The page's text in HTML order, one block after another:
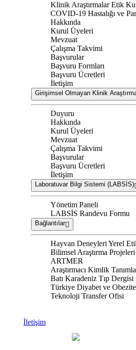
Klinik Araştırmalar Etik
COVID-19 Hastalığı ve
Hakkında
Kurul Üyeleri
Mevzuat
Çalışma Takvimi
Başvurular
Başvuru Formları
Başvuru Ücretleri
İletişim
Girişimsel Olmayan Klinik
Duyuru
Hakkında
Kurul Üyeleri
Mevzuat
Çalışma Takvimi
Başvurular
Başvuru Ücretleri
İletişim
Laboratuvar Bilgi Sistemi (LABSİS)
Yönetim Paneli
LABSİS Randevu Formu
Bağlantılar
Hayvan Deneyleri Yerel
Bilimsel Araştırma Projeleri
ARTMER
Araştırmacı Kimlik
Batı Karadeniz Tıp Dergisi
Türkiye Diyabet ve
Teknoloji Transfer Ofisi
İletişim